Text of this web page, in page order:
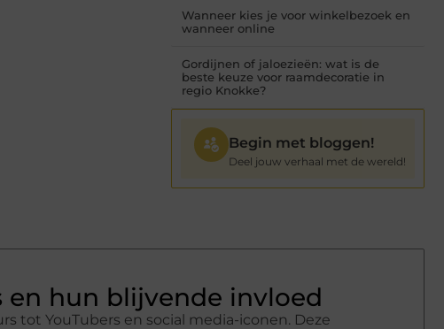
Wanneer kies je voor winkelbezoek en
wanneer online
Gordijnen of jaloezieën: wat is de
beste keuze voor raamdecoratie in
regio Knokke?
Begin met bloggen!
Deel jouw verhaal met de wereld!
en hun blijvende invloed
tot YouTubers en social media-iconen. Deze